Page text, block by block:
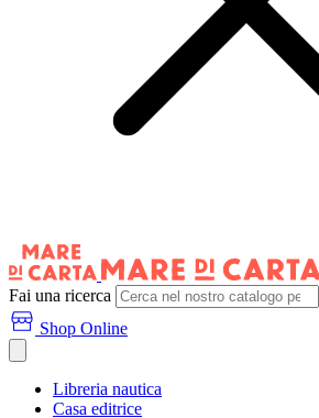
Fai una ricerca
Shop Online
Libreria nautica
Casa editrice